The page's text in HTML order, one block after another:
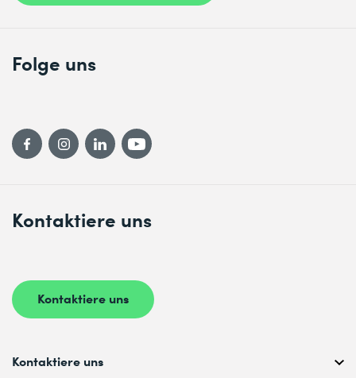
Kontaktiere uns
Kontaktiere uns
Folge uns
Kontaktiere uns